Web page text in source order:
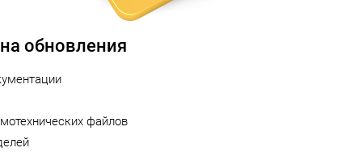
обновления
файлов